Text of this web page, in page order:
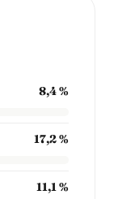
8,4 %
17,2 %
11,1 %